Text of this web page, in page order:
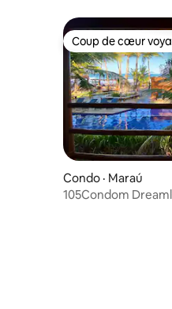
Coup de cœur
Coup de cœur
Condo · Maraú
105Condom